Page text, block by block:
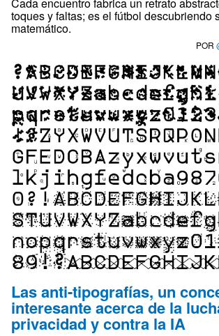
toques y faltas; es el fútbol descubriendo
matemático.
POR
Las anti-tipografías, un
interesante acerca de la
privacidad y contra la IA